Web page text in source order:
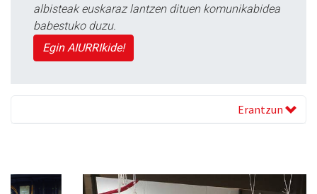
albisteak euskaraz lantzen dituen komunikabidea
babestuko duzu.
Egin AIURRIkide!
Erantzun